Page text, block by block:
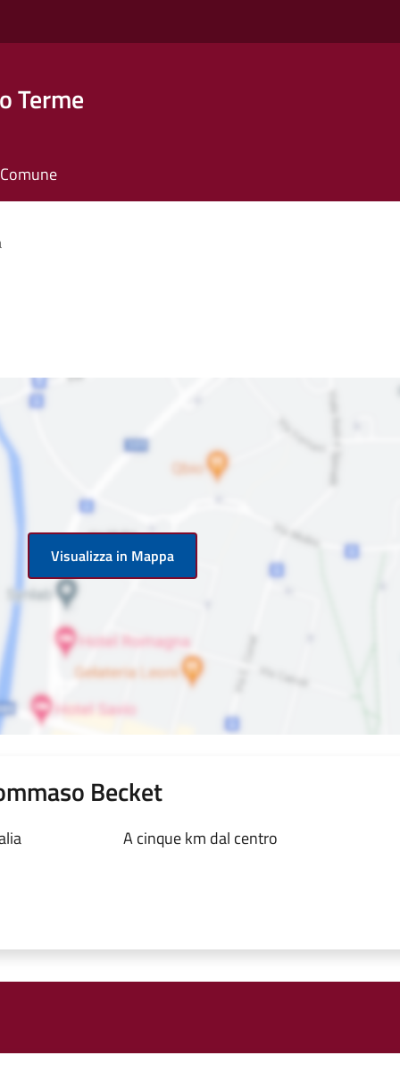
Terme
Visualizza in Mappa
Becket
A cinque km dal centro